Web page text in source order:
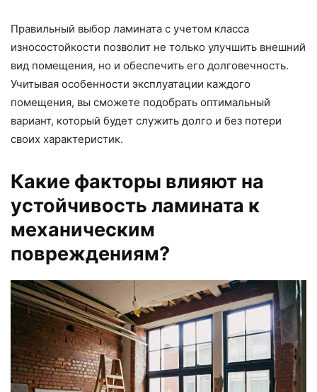
Правильный выбор ламината с учетом класса
износостойкости позволит не только улучшить внешний
вид помещения, но и обеспечить его долговечность.
Учитывая особенности эксплуатации каждого
помещения, вы сможете подобрать оптимальный
вариант, который будет служить долго и без потери
своих характеристик.
Какие факторы влияют на
устойчивость ламината к
механическим
повреждениям?